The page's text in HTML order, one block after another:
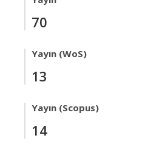
70
Yayın (WoS)
13
Yayın (Scopus)
14